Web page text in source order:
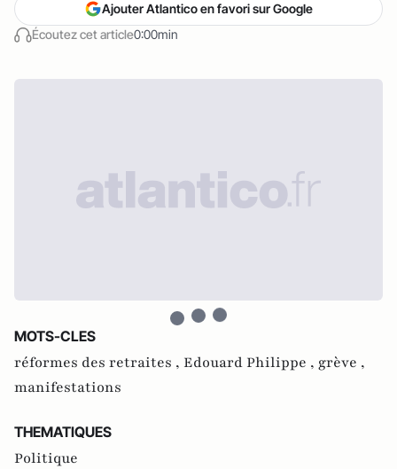
Écoutez cet article0:00min
Ajouter Atlantico en favori sur Google
MOTS-CLES
réformes des retraites , Edouard Philippe , grève ,
manifestations
THEMATIQUES
Politique